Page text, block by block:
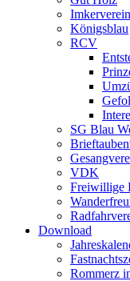
Imkerverein
Königsblau
RCV
SG Blau
VDK
Freiwillige
Download
Rommerz